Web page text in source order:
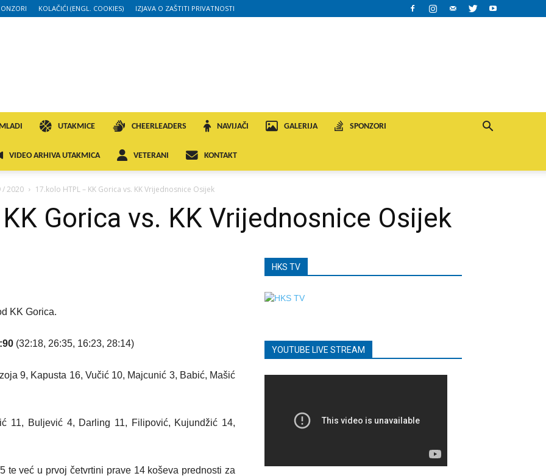
KOLAČIĆI (ENGL. COOKIES) IZJAVA O ZAŠTITI PRIVATNOSTI
UTAKMICE CHEERLEADERS NAVIJAČI GALERIJA SPONZORI
VIDEO ARHIVA UTAKMICA VETERANI KONTAKT
/ 2020 17.kolo HTPL – KK Gorica vs. KK Vrijednosnice Osijek
Gorica vs. KK Vrijednosnice Osijek
KK Gorica.
(32:18, 26:35, 16:23, 28:14)
9, Kapusta 16, Vučić 10, Majcunić 3, Babić, Mašić
11, Buljević 4, Darling 11, Filipović, Kujundžić 14,
te već u prvoj četvrtini prave 14 koševa prednosti za
HKS TV
YOUTUBE LIVE STREAM